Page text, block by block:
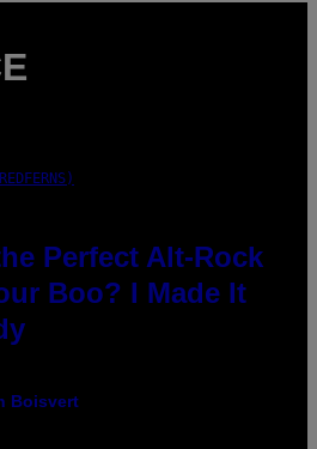
Perfect Alt-Rock
Boo? I Made It
Boisvert